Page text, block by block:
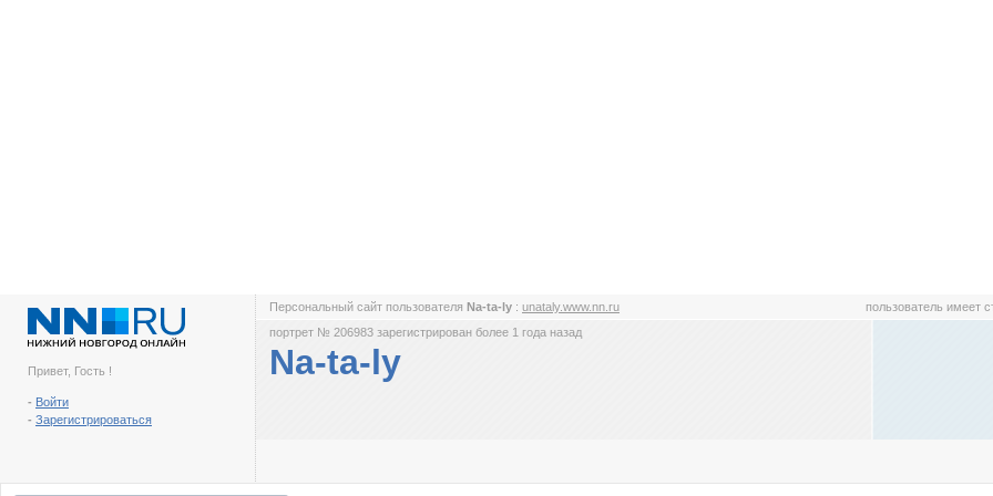
Привет, Гость !
- Войти
- Зарегистрироваться
Персональный сайт пользователя Na-ta-ly : unataly.www.nn.ru пользователь имеет
портрет № 206983 зарегистрирован более 1 года назад
Na-ta-ly